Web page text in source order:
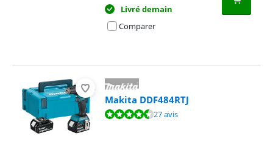
Livré demain
Comparer
Makita DDF484RTJ
La note est de 9,1 sur 10, basée sur 27 avis.27 avis